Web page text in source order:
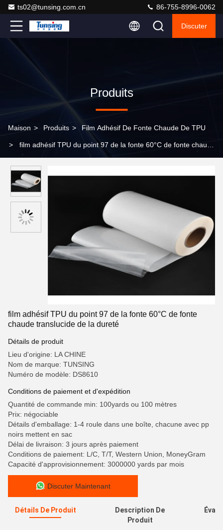
ts02@tunsing.com.cn 86-755-8996-0062
Discuter
Produits
Maison > Produits > Film Adhésif De Fonte Chaude De TPU
> film adhésif TPU du point 97 de la fonte 60°C de fonte chaude
film adhésif TPU du point 97 de la fonte 60°C de fonte
chaude translucide de la dureté
Détails de produit
Lieu d'origine: LA CHINE
Nom de marque: TUNSING
Numéro de modèle: DS8610
Conditions de paiement et d'expédition
Quantité de commande min: 100yards ou 100 mètres
Prix: négociable
Détails d'emballage: 1-4 roule dans une boîte, chacune avec pp
noirs mettent en sac
Délai de livraison: 3 jours après paiement
Conditions de paiement: L/C, T/T, Western Union, MoneyGram
Capacité d'approvisionnement: 3000000 yards par mois
Discuter Maintenant
Détails De Produit
Description De
Produit